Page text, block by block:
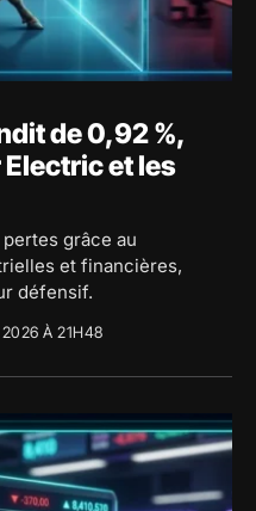
de 0,92 %,
et les
grâce au
et financières,
défensif.
À 21H48